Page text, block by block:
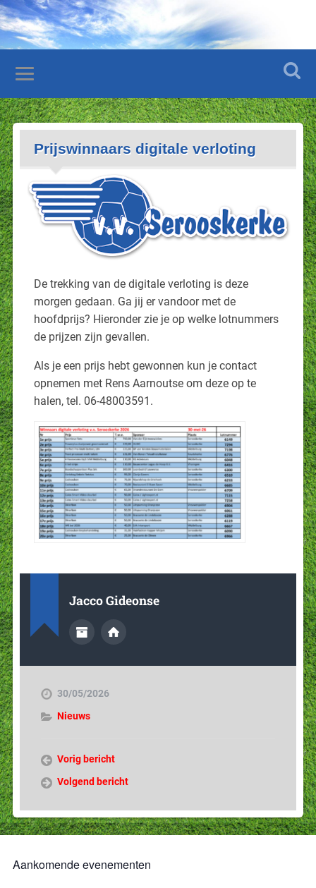
Prijswinnaars digitale verloting
De trekking van de digitale verloting is deze
morgen gedaan. Ga jij er vandoor met de
hoofdprijs? Hieronder zie je op welke lotnummers
de prijzen zijn gevallen.
Als je een prijs hebt gewonnen kun je contact
opnemen met Rens Aarnoutse om deze op te
halen, tel. 06-48003591.
Jacco Gideonse
30/05/2026
Nieuws
Vorig bericht
Volgend bericht
Aankomende evenementen